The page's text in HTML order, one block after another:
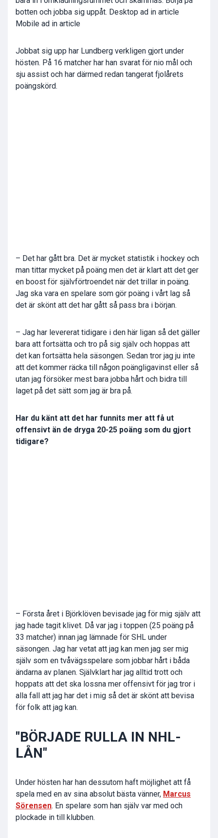
botten och jobba sig uppåt. Desktop ad in article
Mobile ad in article
Jobbat sig upp har Lundberg verkligen gjort under
hösten. På 16 matcher har han svarat för nio mål och
sju assist och har därmed redan tangerat fjolårets
poängskörd.
– Det har gått bra. Det är mycket statistik i hockey och
man tittar mycket på poäng men det är klart att det ger
en boost för självförtroendet när det trillar in poäng.
Jag ska vara en spelare som gör poäng i vårt lag så
det är skönt att det har gått så pass bra i början.
– Jag har levererat tidigare i den här ligan så det gäller
bara att fortsätta och tro på sig själv och hoppas att
det kan fortsätta hela säsongen. Sedan tror jag ju inte
att det kommer räcka till någon poängligavinst eller så
utan jag försöker mest bara jobba hårt och bidra till
laget på det sätt som jag är bra på.
Har du känt att det har funnits mer att få ut
offensivt än de dryga 20-25 poäng som du gjort
tidigare?
– Första året i Björklöven bevisade jag för mig själv att
jag hade tagit klivet. Då var jag i toppen (25 poäng på
33 matcher) innan jag lämnade för SHL under
säsongen. Jag har vetat att jag kan men jag ser mig
själv som en tvåvägsspelare som jobbar hårt i båda
ändarna av planen. Självklart har jag alltid trott och
hoppats att det ska lossna mer offensivt för jag tror i
alla fall att jag har det i mig så det är skönt att bevisa
för folk att jag kan.
"BÖRJADE RULLA IN NHL-
LÅN"
Under hösten har han dessutom haft möjlighet att få
spela med en av sina absolut bästa vänner, Marcus
Sörensen. En spelare som han själv var med och
plockade in till klubben.